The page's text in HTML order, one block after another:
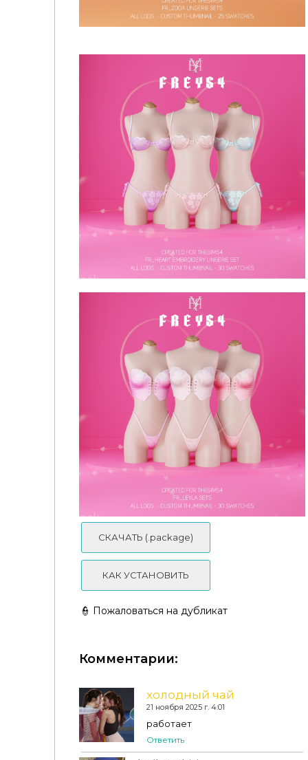
Нижнее белье - Shine Lingerie
Нижнее белье - Zoda Lingerie Sets
Нижнее белье - Heart Embroidery Lingerie Set
Нижнее белье - Leyla Sets
СКАЧАТЬ (.package)
КАК УСТАНОВИТЬ
👮 Пожаловаться на дубликат
Комментарии:
холодный чай
21 ноября 2025 г. 4:01
работает
Ответить